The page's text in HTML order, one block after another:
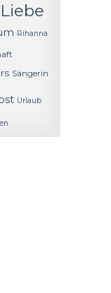
Liebe
Rihanna
Sängerin
Urlaub